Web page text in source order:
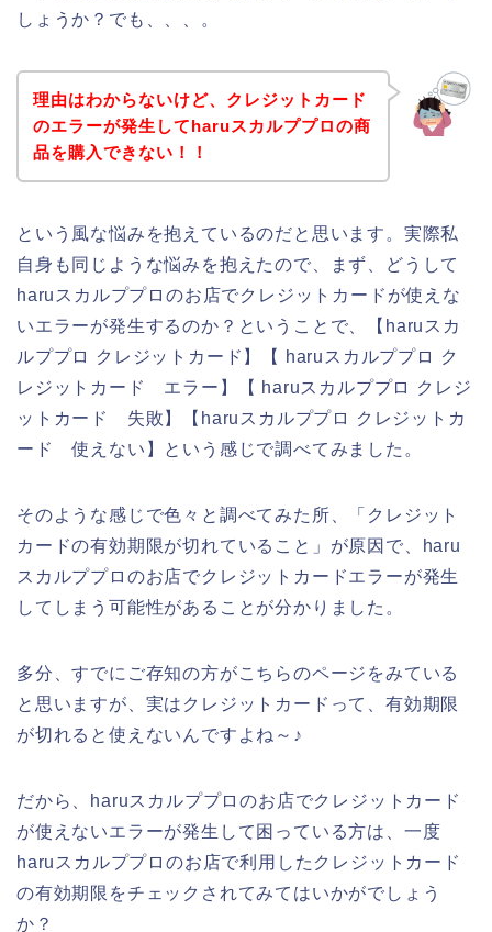
しょうか？でも、、、。
理由はわからないけど、クレジットカード
のエラーが発生してharuスカルププロの商
品を購入できない！！
という風な悩みを抱えているのだと思います。実際私
自身も同じような悩みを抱えたので、まず、どうして
haruスカルププロのお店でクレジットカードが使えな
いエラーが発生するのか？ということで、【haruスカ
ルププロ クレジットカード】【 haruスカルププロ ク
レジットカード エラー】【 haruスカルププロ クレジ
ットカード 失敗】【haruスカルププロ クレジットカ
ード 使えない】という感じで調べてみました。
そのような感じで色々と調べてみた所、「クレジット
カードの有効期限が切れていること」が原因で、haru
スカルププロのお店でクレジットカードエラーが発生
してしまう可能性があることが分かりました。
多分、すでにご存知の方がこちらのページをみている
と思いますが、実はクレジットカードって、有効期限
が切れると使えないんですよね～♪
だから、haruスカルププロのお店でクレジットカード
が使えないエラーが発生して困っている方は、一度
haruスカルププロのお店で利用したクレジットカード
の有効期限をチェックされてみてはいかがでしょう
か？